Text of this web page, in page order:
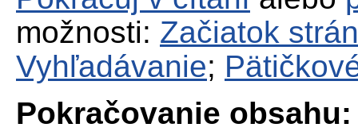
možnosti: Začiatok
Vyhľadávanie;
Pokračovanie obsahu: